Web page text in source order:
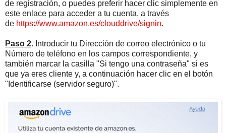
de registración, o puedes preferir hacer clic simplemente en
este enlace para acceder a tu cuenta, a través
de https://www.amazon.es/clouddrive/signin.
Paso 2. Introducir tu Dirección de correo electrónico o tu
Número de teléfono en los campos correspondiente, y
también marcar la casilla "Si tengo una contraseña" si es
que ya eres cliente y, a continuación hacer clic en el botón
"Identificarse (servidor seguro)".